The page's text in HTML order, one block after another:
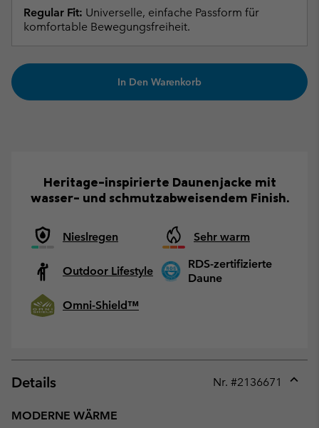
Regular Fit: Universelle, einfache Passform für
komfortable Bewegungsfreiheit.
In Den Warenkorb
Heritage-inspirierte Daunenjacke mit
wasser- und schmutzabweisendem Finish.
Nieslregen Sehr warm
Outdoor Lifestyle
RDS-zertifizierte
Daune
Omni-Shield™
Details Nr. #2136671
MODERNE WÄRME